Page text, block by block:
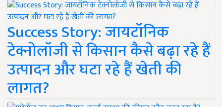
Success Story: जायटॉनिक
टेक्नोलॉजी से किसान कैसे बढ़ा रहे हैं
उत्पादन और घटा रहे हैं खेती की
लागत?